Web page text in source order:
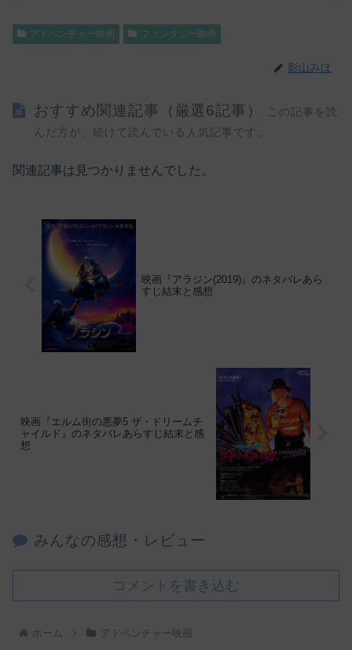
アドベンチャー映画 ファンタジー映画
影山みほ
おすすめ関連記事（厳選6記事）
この記事を読
んだ方が、続けて読んでいる人気記事です。
関連記事は見つかりませんでした。
映画『アラジン(2019)』のネタバレあら
すじ結末と感想
映画『エルム街の悪夢5 ザ・ドリームチ
ャイルド』のネタバレあらすじ結末と感
想
みんなの感想・レビュー
コメントを書き込む
ホーム アドベンチャー映画